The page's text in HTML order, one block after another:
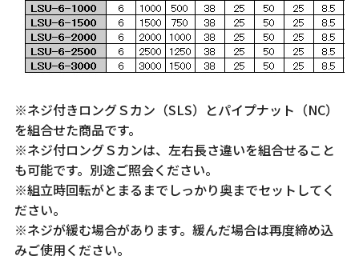
※ネジ付きロングＳカン（SLS）とパイプナット（NC）
を組合せた商品です。
※ネジ付ロングＳカンは、左右長さ違いを組合せること
も可能です。別途ご照会ください。
※組立時回転がとまるまでしっかり奥までセットしてく
ださい。
※ネジが緩む場合があります。緩んだ場合は再度締め込
みご使用ください。